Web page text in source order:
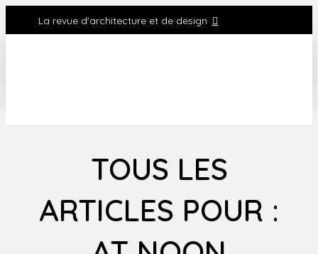
La revue d'architecture et de design
TOUS LES
ARTICLES POUR :